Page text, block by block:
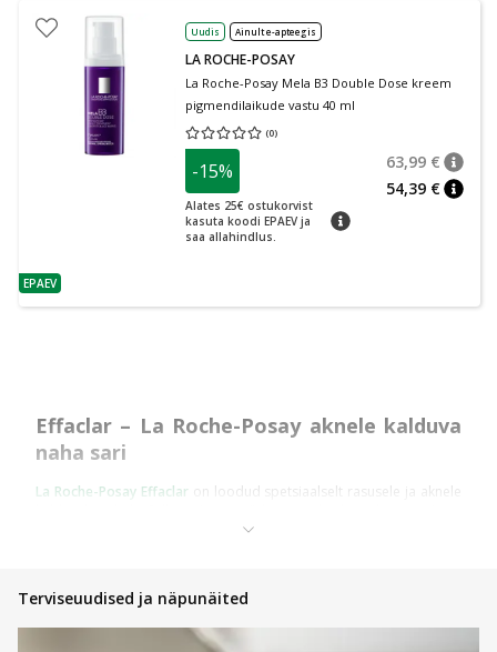
nõuanne
EPAEV
Uudis Ainult e-apteegis
LA ROCHE-POSAY
La Roche-Posay Mela B3 Double Dose kreem
pigmendilaikude vastu 40 ml
(0)
Keskmine hinnang 0.00
-15%
Alates 25€ ostukorvist
kasuta koodi EPAEV ja
saa allahindlus.
nõuanne
63,99 €
54,39 €
Effaclar – La Roche-Posay aknele kalduva
naha sari
La Roche-Posay Effaclaron loodud spetsiaalselt rasusele ja aknele
puhastada poore ja vähendada vistrikke, samal ajal nahka liigselt
aitavad:
Terviseuudised ja näpunäited